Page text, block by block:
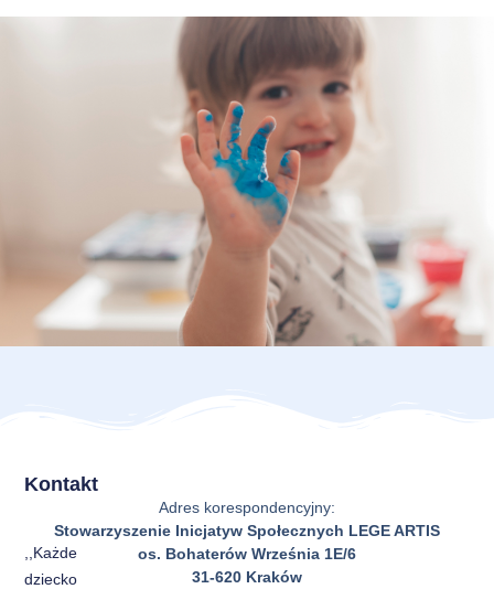
,,Każde
dziecko
Kontakt
Adres korespondencyjny:
Stowarzyszenie Inicjatyw Społecznych LEGE ARTIS
os. Bohaterów Września 1E/6
31-620 Kraków